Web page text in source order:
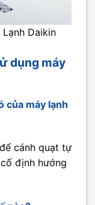
Daikin
dụng máy
của máy lạnh
cánh quạt tự
định hướng